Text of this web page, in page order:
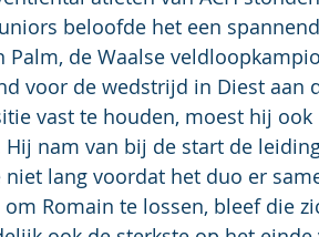
beloofde het een
Palm, de Waalse
voor de wedstrijd in Diest
vast te houden, moest hij
Hij nam van bij de start de
niet lang voordat het duo er
om Romain te lossen, bleef die